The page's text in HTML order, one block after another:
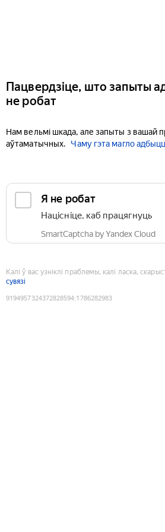
Пацвердзіце, што запыты
не робат
Нам вельмі шкада, але запыты з вашай
аўтаматычных.
Чаму гэта магло
Я не робат
Націсніце, каб працягнуць
SmartCaptcha by Yandex Cloud
Калі ў вас узніклі праблемы, калі ласка,
сувязі
9194957324372828594:1786282983